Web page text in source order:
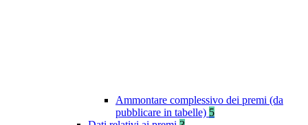
Ammontare complessivo dei premi (da
pubblicare in tabelle) 5